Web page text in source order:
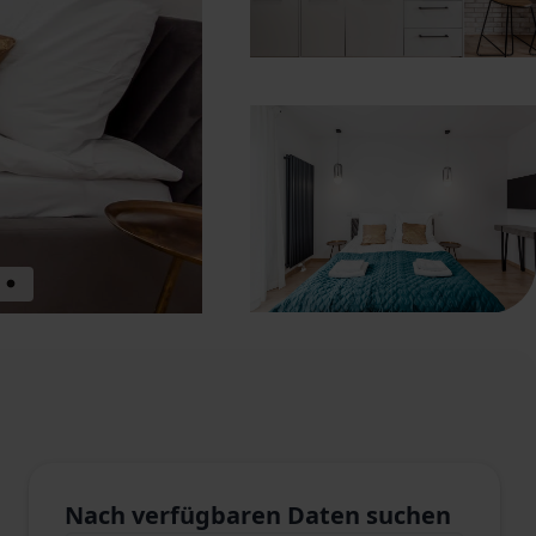
Nach verfügbaren Daten suchen